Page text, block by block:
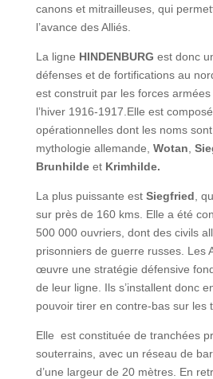
canons et mitrailleuses, qui
l’avance des Alliés.
La ligne HINDENBURG est donc
défenses et de fortifications au
est construit par les forces
l’hiver 1916-1917.Elle est
opérationnelles dont les noms
mythologie allemande, Wotan
BrunhildeetKrimhilde.
La plus puissante est Siegfried ,
sur près de 160 kms. Elle a été
500 000 ouvriers, dont des civils
prisonniers de guerre russes. Les
œuvre une stratégie défensive
de leur ligne. Ils s’installent donc
pouvoir tirer en contre-bas sur les
Elle est constituée de tranchées
souterrains, avec un réseau de
d’une largeur de 20 mètres. En